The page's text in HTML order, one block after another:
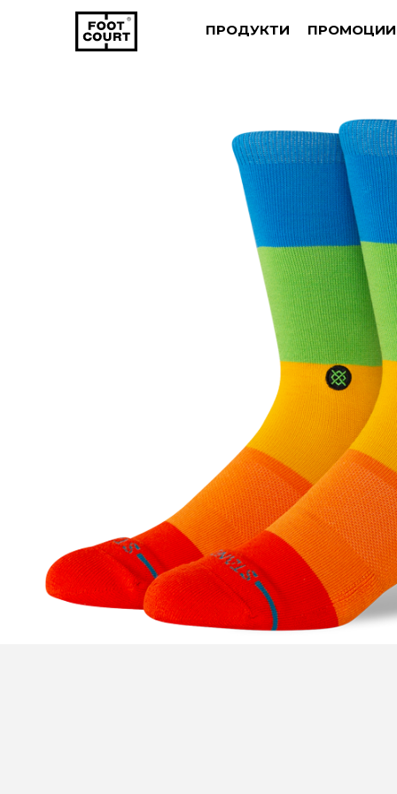
ПРОДУКТИ ПРОМОЦИИ